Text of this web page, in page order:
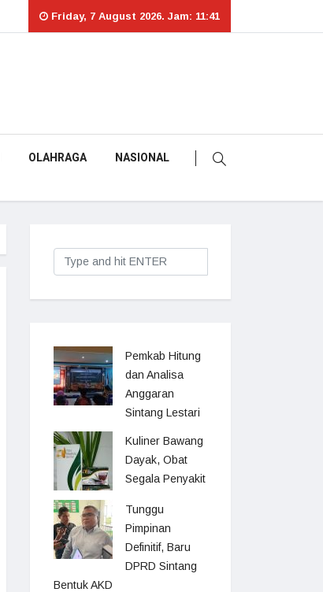
Friday, 7 August 2026. Jam: 11:41
OLAHRAGA NASIONAL
Pemkab Hitung
dan Analisa
Anggaran
Sintang Lestari
Kuliner Bawang
Dayak, Obat
Segala Penyakit
Tunggu
Pimpinan
Definitif, Baru
DPRD Sintang
Bentuk AKD